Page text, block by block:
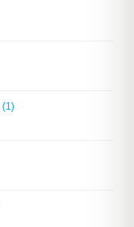
(1)